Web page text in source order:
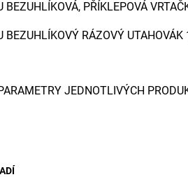
PŘÍKLEPOVÁ
BEZUHLÍKOVÝ RÁZOVÝ
JEDNOTLIVÝCH